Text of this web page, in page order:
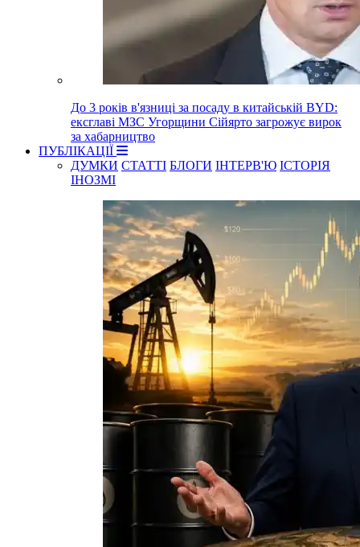
До 3 років в'язниці за посаду в китайській BYD:
ексглаві МЗС Угорщини Сійярто загрожує вирок
за хабарництво
ПУБЛІКАЦІЇ
ДУМКИ СТАТТІ БЛОГИ ІНТЕРВ'Ю ІСТОРІЯ
ІНОЗМІ